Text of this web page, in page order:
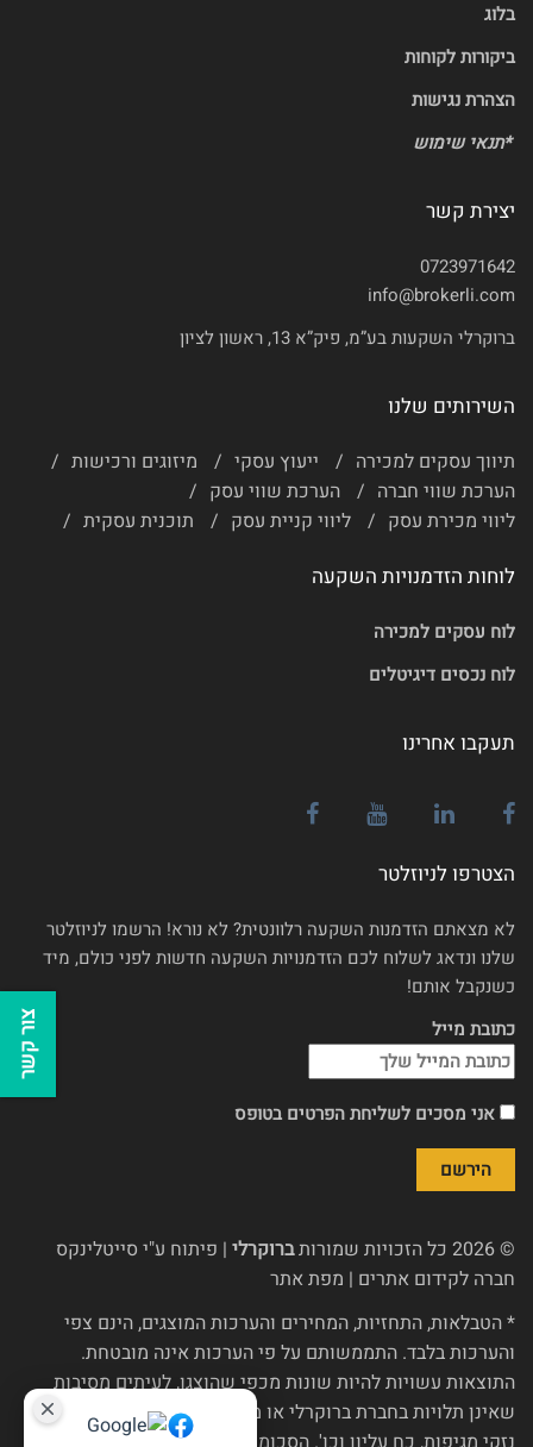
בלוג
ביקורות לקוחות
הצהרת נגישות
*תנאי שימוש
יצירת קשר
0723971642
info@brokerli.com
ברוקרלי השקעות בע”מ, פיק”א 13, ראשון לציון
השירותים שלנו
תיווך עסקים למכירה ייעוץ עסקי
מיזוגים ורכישות
הערכת שווי חברה
הערכת שווי עסק
ליווי מכירת עסק
ליווי קניית עסק תוכנית עסקית
לוחות הזדמנויות השקעה
לוח עסקים למכירה
לוח נכסים דיגיטלים
תעקבו אחרינו
הצטרפו לניוזלטר
לא מצאתם הזדמנות השקעה רלוונטית? לא נורא! הרשמו לניוזלטר
שלנו ונדאג לשלוח לכם הזדמנויות השקעה חדשות לפני כולם, מיד
כשנקבל אותם!
כתובת מייל
אני מסכים לשליחת הפרטים בטופס
© 2026 כל הזכויות שמורות ברוקרלי | פיתוח ע"י סייטלינקס
חברה לקידום אתרים | מפת אתר
* הטבלאות, התחזיות, המחירים והערכות המוצגים, הינם צפי
והערכות בלבד. התממשותם על פי הערכות אינה מובטחת.
התוצאות עשויות להיות שונות מכפי שהוצגו, לעיתים מסיבות
שאינן תלויות בחברת ברוקרלי או מי מטעמה, כגון שינויי רגולציה,
צור קשר